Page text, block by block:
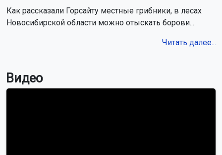
Как рассказали Горсайту местные грибники, в лесах
Новосибирской области можно отыскать борови...
Читать далее...
Видео